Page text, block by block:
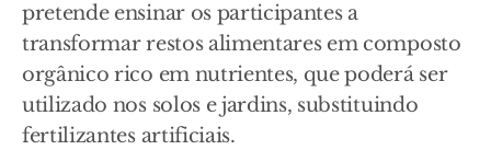
pretende ensinar os participantes a
transformar restos alimentares em composto
orgânico rico em nutrientes, que poderá ser
utilizado nos solos e jardins, substituindo
fertilizantes artificiais.